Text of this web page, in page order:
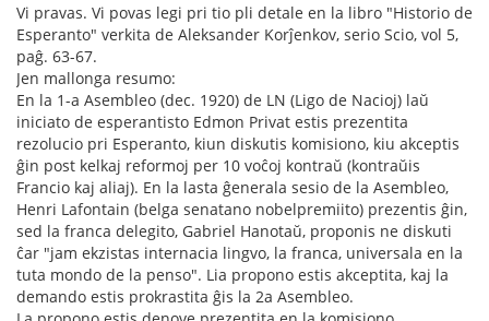
Vi pravas. Vi povas legi pri tio pli detale en la libro "Historio de
Esperanto" verkita de Aleksander Korĵenkov, serio Scio, vol 5,
paĝ. 63-67.
Jen mallonga resumo:
En la 1-a Asembleo (dec. 1920) de LN (Ligo de Nacioj) laŭ
iniciato de esperantisto Edmon Privat estis prezentita
rezolucio pri Esperanto, kiun diskutis komisiono, kiu akceptis
ĝin post kelkaj reformoj per 10 voĉoj kontraŭ (kontraŭis
Francio kaj aliaj). En la lasta ĝenerala sesio de la Asembleo,
Henri Lafontain (belga senatano nobelpremiito) prezentis ĝin,
sed la franca delegito, Gabriel Hanotaŭ, proponis ne diskuti
ĉar "jam ekzistas internacia lingvo, la franca, universala en la
tuta mondo de la penso". Lia propono estis akceptita, kaj la
demando estis prokrastita ĝis la 2a Asembleo.